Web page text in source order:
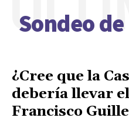
Sondeo
¿Cree que la
debería llevar
Francisco